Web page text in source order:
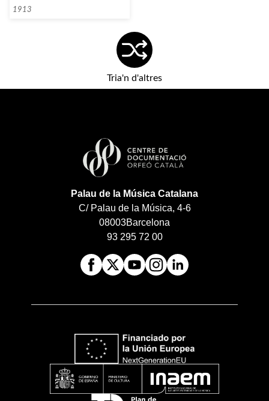
1913
Tria'n d'altres
Palau de la Música Catalana
C/ Palau de la Música, 4-6
08003Barcelona
93 295 72 00